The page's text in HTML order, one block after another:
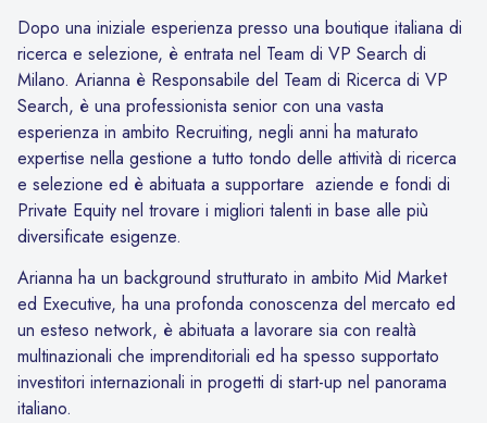
Dopo una iniziale esperienza presso una boutique italiana di
ricerca e selezione, è entrata nel Team di VP Search di
Milano. Arianna è Responsabile del Team di Ricerca di VP
Search, è una professionista senior con una vasta
esperienza in ambito Recruiting, negli anni ha maturato
expertise nella gestione a tutto tondo delle attività di ricerca
e selezione ed è abituata a supportare aziende e fondi di
Private Equity nel trovare i migliori talenti in base alle più
diversificate esigenze.
Arianna ha un background strutturato in ambito Mid Market
ed Executive, ha una profonda conoscenza del mercato ed
un esteso network, è abituata a lavorare sia con realtà
multinazionali che imprenditoriali ed ha spesso supportato
investitori internazionali in progetti di start-up nel panorama
italiano.